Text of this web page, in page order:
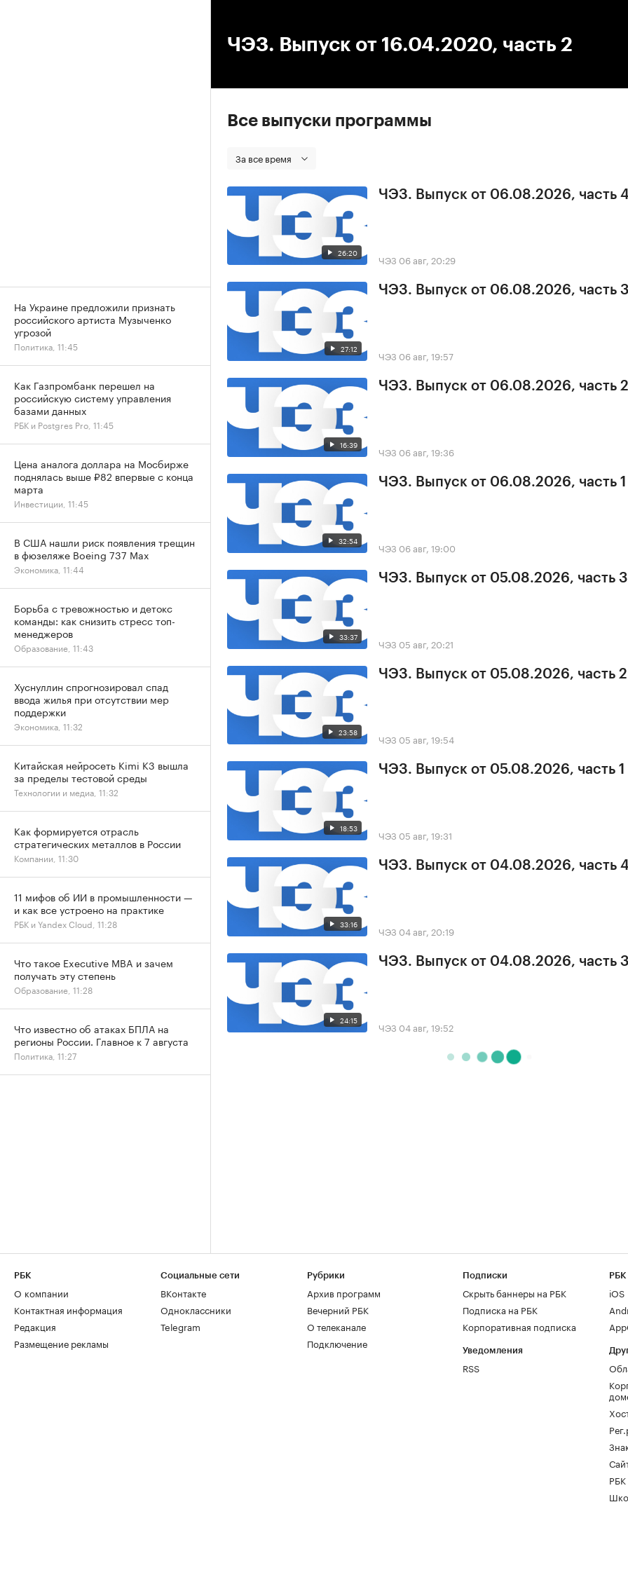
ЧЭЗ. Выпуск от 16.04.2020, часть 2
Все выпуски программы
За все время
26:20
ЧЭЗ. Выпуск от 06.08.2026, часть
ЧЭЗ 06 авг, 20:29
27:12
ЧЭЗ. Выпуск от 06.08.2026, часть
ЧЭЗ 06 авг, 19:57
16:39
ЧЭЗ. Выпуск от 06.08.2026, часть 2
ЧЭЗ 06 авг, 19:36
32:54
ЧЭЗ. Выпуск от 06.08.2026, часть 1
ЧЭЗ 06 авг, 19:00
33:37
ЧЭЗ. Выпуск от 05.08.2026, часть 3
ЧЭЗ 05 авг, 20:21
23:58
ЧЭЗ. Выпуск от 05.08.2026, часть 2
ЧЭЗ 05 авг, 19:54
18:53
ЧЭЗ. Выпуск от 05.08.2026, часть 1
ЧЭЗ 05 авг, 19:31
33:16
ЧЭЗ. Выпуск от 04.08.2026, часть
ЧЭЗ 04 авг, 20:19
24:15
ЧЭЗ. Выпуск от 04.08.2026, часть
ЧЭЗ 04 авг, 19:52
На Украине предложили признать
российского артиста Музыченко
угрозой
Политика, 11:45
Как Газпромбанк перешел на
российскую систему управления
базами данных
РБК и Postgres Pro, 11:45
Цена аналога доллара на Мосбирже
поднялась выше ₽82 впервые с конца
марта
Инвестиции, 11:45
В США нашли риск появления трещин
в фюзеляже Boeing 737 Max
Экономика, 11:44
Борьба с тревожностью и детокс
команды: как снизить стресс топ-
менеджеров
Образование, 11:43
Хуснуллин спрогнозировал спад
ввода жилья при отсутствии мер
поддержки
Экономика, 11:32
Китайская нейросеть Kimi K3 вышла
за пределы тестовой среды
Технологии и медиа, 11:32
Как формируется отрасль
стратегических металлов в России
Компании, 11:30
11 мифов об ИИ в промышленности —
и как все устроено на практике
РБК и Yandex Cloud, 11:28
Что такое Executive MBA и зачем
получать эту степень
Образование, 11:28
Что известно об атаках БПЛА на
регионы России. Главное к 7 августа
Политика, 11:27
РБК
О компании
Контактная информация
Редакция
Размещение рекламы
Социальные сети
ВКонтакте
Одноклассники
Telegram
Рубрики
Архив программ
Вечерний РБК
О телеканале
Подключение
Подписки
Скрыть баннеры на РБК
Подписка на РБК
Корпоративная подписка
Уведомления
RSS
РБК
iOS